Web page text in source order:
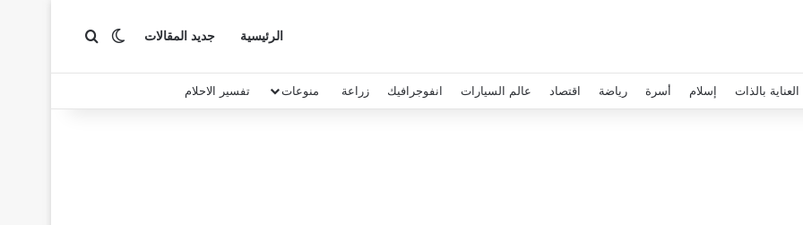
الرئيسية جديد المقالات الوضع المظلم
بحث عن
العناية بالذات إسلام أسرة رياضة اقتصاد عالم السيارات انفوجرافيك زراعة منوعات تفسير الاحلام